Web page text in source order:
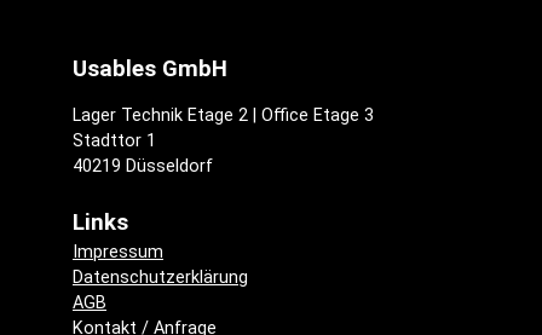
Usables GmbH
Lager Technik Etage 2 | Office Etage 3
Stadttor 1
40219 Düsseldorf
Links
Impressum
Datenschutzerklärung
AGB
Kontakt / Anfrage